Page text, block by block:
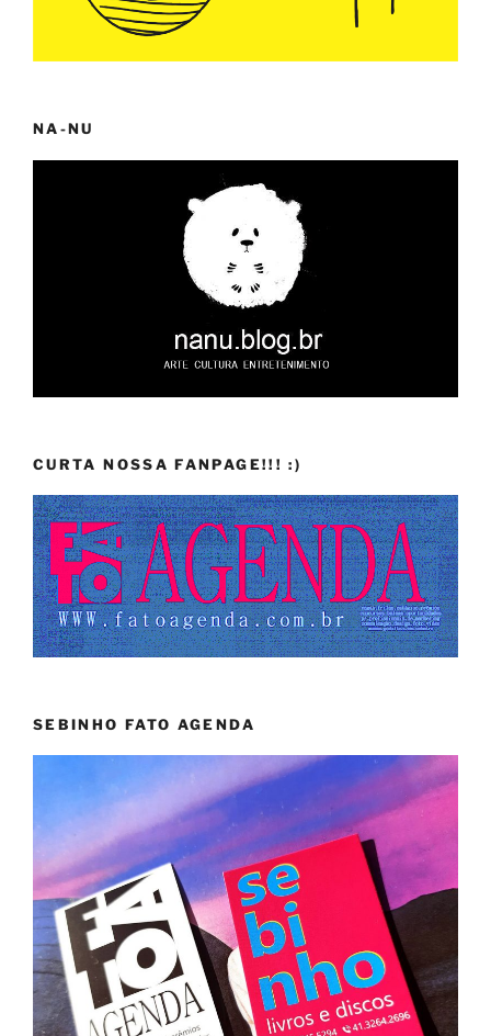
NA-NU
CURTA NOSSA FANPAGE!!! :)
SEBINHO FATO AGENDA